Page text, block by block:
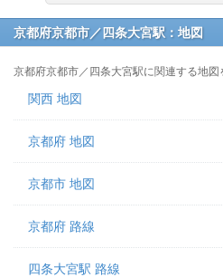
京都府京都市／四条大宮駅：地図
京都府京都市／四条大宮駅に関連する地図
関西 地図
京都府 地図
京都市 地図
京都府 路線
四条大宮駅 路線